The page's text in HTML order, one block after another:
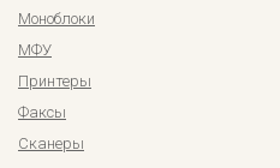
Моноблоки
МФУ
Принтеры
Факсы
Сканеры